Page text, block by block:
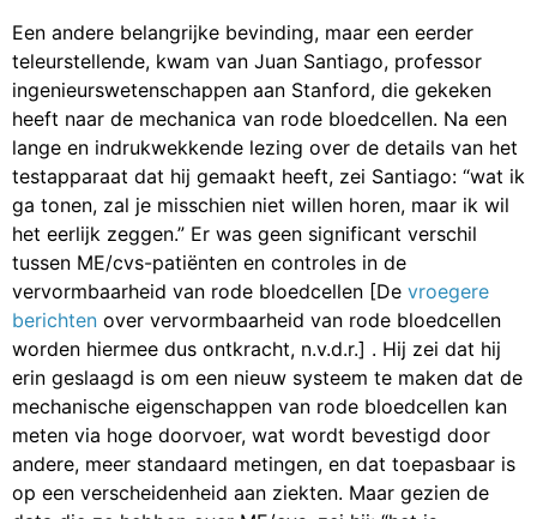
Een andere belangrijke bevinding, maar een eerder
teleurstellende, kwam van Juan Santiago, professor
ingenieurswetenschappen aan Stanford, die gekeken
heeft naar de mechanica van rode bloedcellen. Na een
lange en indrukwekkende lezing over de details van het
testapparaat dat hij gemaakt heeft, zei Santiago: “wat ik
ga tonen, zal je misschien niet willen horen, maar ik wil
het eerlijk zeggen.” Er was geen significant verschil
tussen ME/cvs-patiënten en controles in de
vervormbaarheid van rode bloedcellen [De vroegere
berichten over vervormbaarheid van rode bloedcellen
worden hiermee dus ontkracht, n.v.d.r.] . Hij zei dat hij
erin geslaagd is om een nieuw systeem te maken dat de
mechanische eigenschappen van rode bloedcellen kan
meten via hoge doorvoer, wat wordt bevestigd door
andere, meer standaard metingen, en dat toepasbaar is
op een verscheidenheid aan ziekten. Maar gezien de